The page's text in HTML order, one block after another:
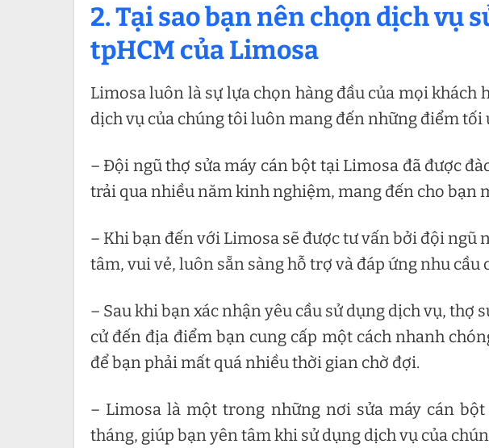
2. Tại sao bạn nên chọn dịch vụ
tpHCM của Limosa
Limosa luôn là sự lựa chọn hàng đầu của mọi khách
dịch vụ của chúng tôi luôn mang đến những điểm tối
– Đội ngũ thợ sửa máy cán bột tại Limosa đã được
trải qua nhiều năm kinh nghiệm, mang đến cho bạn
– Khi bạn đến với Limosa sẽ được tư vấn bởi đội ngũ
tâm, vui vẻ, luôn sẵn sàng hỗ trợ và đáp ứng nhu cầu
– Sau khi bạn xác nhận yêu cầu sử dụng dịch vụ, thợ
cử đến địa điểm bạn cung cấp một cách nhanh
để bạn phải mất quá nhiều thời gian chờ đợi.
– Limosa là một trong những nơi sửa máy cán
tháng, giúp bạn yên tâm khi sử dụng dịch vụ của